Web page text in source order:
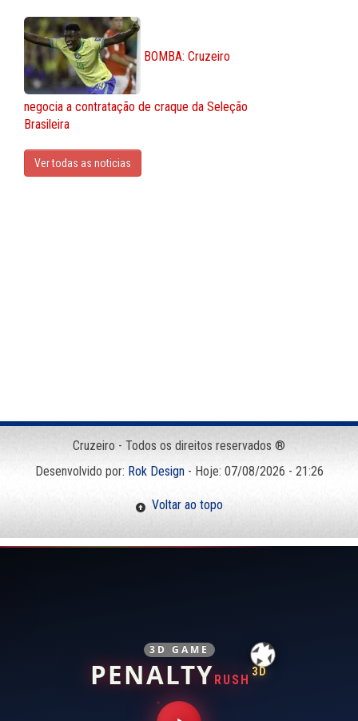
BOMBA: Cruzeiro
negocia a contratação de craque da Seleção
Brasileira
Ver todas as noticias
Cruzeiro - Todos os direitos reservados ®
Desenvolvido por: Rok Design- Hoje: 07/08/2026 - 21:26
Voltar ao topo
3D GAME
PENALTY RUSH
3D